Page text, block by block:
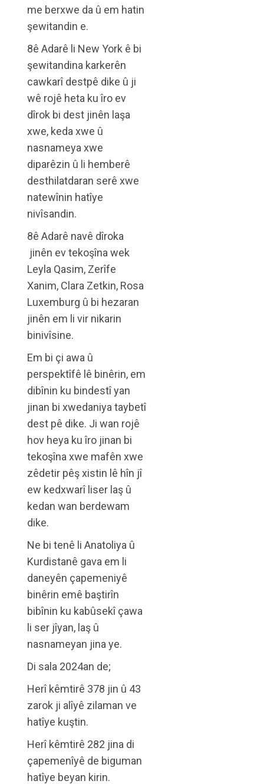
me berxwe da û em hatin
şewitandin e.
8ê Adarê li New York ê bi
şewitandina karkerên
cawkarî destpê dike û ji
wê rojê heta ku îro ev
dîrok bi dest jinên laşa
xwe, keda xwe û
nasnameya xwe
diparêzin û li hemberê
desthilatdaran serê xwe
natewînin hatîye
nivîsandin.
8ê Adarê navê dîroka
jinên ev tekoşîna wek
Leyla Qasim, Zerîfe
Xanim, Clara Zetkin, Rosa
Luxemburg û bi hezaran
jinên em li vir nikarin
binivîsine.
Em bi çi awa û
perspektîfê lê binêrin, em
dibînin ku bindestî yan
jinan bi xwedaniya taybetî
dest pê dike. Ji wan rojê
hov heya ku îro jinan bi
tekoşîna xwe mafên xwe
zêdetir pêş xistin lê hîn jî
ew kedxwarî liser laş û
kedan wan berdewam
dike.
Ne bi tenê li Anatoliya û
Kurdistanê gava em li
daneyên çapemeniyê
binêrin emê baştirîn
bibînin ku kabûsekî çawa
li ser jîyan, laş û
nasnameyan jina ye.
Di sala 2024an de;
Herî kêmtirê 378 jin û 43
zarok ji alîyê zilaman ve
hatîye kuştin.
Herî kêmtirê 282 jina di
çapemenîyê de biguman
hatîye beyan kirin.